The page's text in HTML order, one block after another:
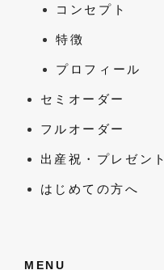
コンセプト
特徴
プロフィール
セミオーダー
フルオーダー
出産祝・プレゼント
はじめての方へ
MENU